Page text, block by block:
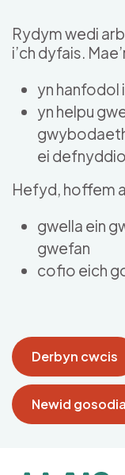
Rydym wedi
i’ch dyfais.
yn hanfodol
yn helpu
ei defnyddio
Hefyd, hoffem
gwella ein
gwefan
cofio eich
Derbyn cwcis
Newid